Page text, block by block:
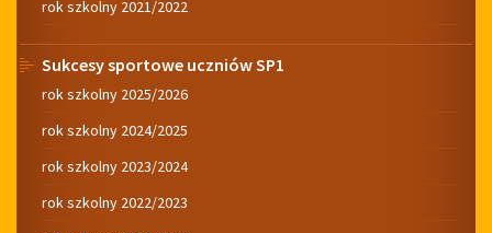
rok szkolny 2021/2022
Sukcesy sportowe uczniów SP1
rok szkolny 2025/2026
rok szkolny 2024/2025
rok szkolny 2023/2024
rok szkolny 2022/2023